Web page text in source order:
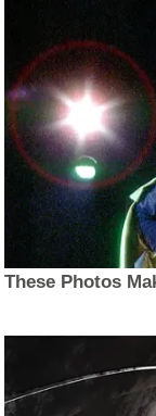
These Photos